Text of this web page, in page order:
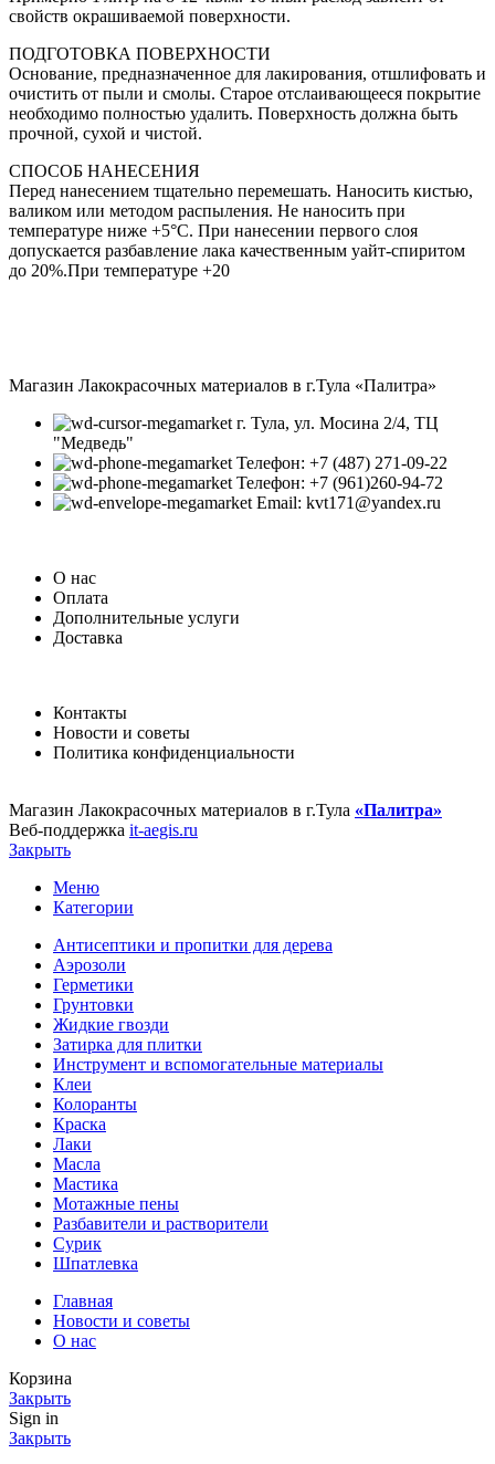
свойств окрашиваемой поверхности.
ПОДГОТОВКА ПОВЕРХНОСТИ
Основание, предназначенное для лакирования, отшлифовать и
очистить от пыли и смолы. Старое отслаивающееся покрытие
необходимо полностью удалить. Поверхность должна быть
прочной, сухой и чистой.
СПОСОБ НАНЕСЕНИЯ
Перед нанесением тщательно перемешать. Наносить кистью,
валиком или методом распыления. Не наносить при
температуре ниже +5°С. При нанесении первого слоя
допускается разбавление лака качественным уайт-спиритом
до 20%.При температуре +20
Магазин Лакокрасочных материалов в г.Тула «Палитра»
г. Тула, ул. Мосина 2/4, ТЦ
"Медведь"
Телефон: +7 (487) 271-09-22
Телефон: +7 (961)260-94-72
Email: kvt171@yandex.ru
О нас
Оплата
Дополнительные услуги
Доставка
Контакты
Новости и советы
Политика конфиденциальности
Магазин Лакокрасочных материалов в г.Тула «Палитра»
Веб-поддержка it-aegis.ru
Закрыть
Меню
Категории
Антисептики и пропитки для дерева
Аэрозоли
Герметики
Грунтовки
Жидкие гвозди
Затирка для плитки
Инструмент и вспомогательные материалы
Клеи
Колоранты
Краска
Лаки
Масла
Мастика
Мотажные пены
Разбавители и растворители
Сурик
Шпатлевка
Главная
Новости и советы
О нас
Корзина
Закрыть
Sign in
Закрыть